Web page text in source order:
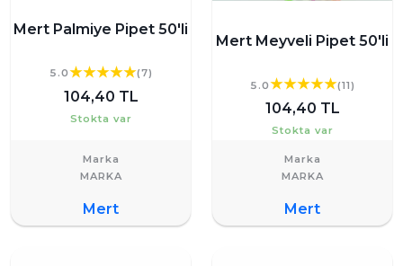
Mert Palmiye Pipet 50'li
5.0 (7)
104,40 TL
Stokta var
Marka
Mert
Mert Meyveli Pipet 50'li
5.0 (11)
104,40 TL
Stokta var
Marka
Mert